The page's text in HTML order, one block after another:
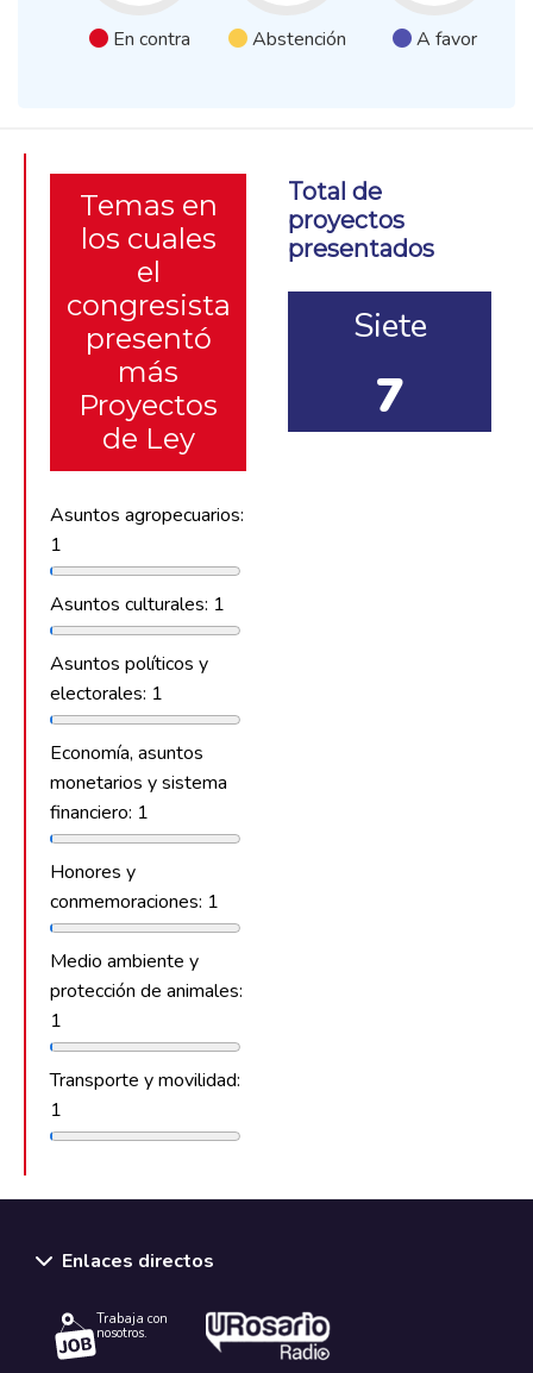
En contra Abstención A favor
Temas en
los cuales
el
congresista
presentó
más
Proyectos
de Ley
Asuntos agropecuarios:
1
Asuntos culturales: 1
Asuntos políticos y
electorales: 1
Economía, asuntos
monetarios y sistema
financiero: 1
Honores y
conmemoraciones: 1
Medio ambiente y
protección de animales:
1
Transporte y movilidad:
1
Total de
proyectos
presentados
Siete
7
Enlaces directos
Trabaja con
nosotros.